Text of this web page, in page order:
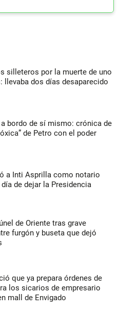
silleteros por la muerte de uno
llevaba dos días desaparecido
bordo de sí mismo: crónica de
de Petro con el poder
a Inti Asprilla como notario
de dejar la Presidencia
de Oriente tras grave
furgón y buseta que dejó
que ya prepara órdenes de
los sicarios de empresario
mall de Envigado